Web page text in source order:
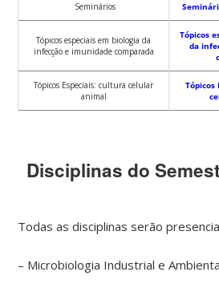
Seminários
Tópicos especiais em biologia da
infecção e imunidade comparada
Tópicos
da
Tópicos Especiais: cultura celular
animal
Tópicos
Disciplinas do
Todas as disciplinas serão
– Microbiologia Industrial e